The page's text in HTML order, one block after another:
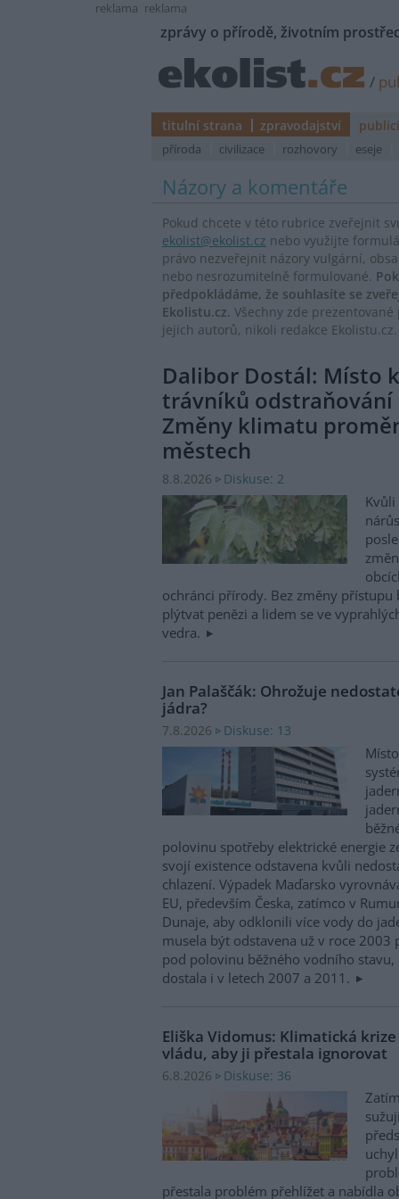
reklama reklama
zprávy o přírodě, životním
/
titulní strana zpravodajství
příroda civilizace rozhovory eseje
Názory a komentáře
Pokud chcete v této rubrice zveřejnit
ekolist@ekolist.cz nebo využijte
právo nezveřejnit názory vulgární,
nebo nesrozumitelně formulované.
předpokládáme, že souhlasíte se
Ekolistu.cz. Všechny zde
jejich autorů, nikoli redakce Ekolistu.cz.
Dalibor Dostál: Místo
trávníků odstraňování
Změny klimatu
městech
8.8.2026 Diskuse: 2
ochránci přírody. Bez změny přístupu
plýtvat penězi a lidem se ve
vedra.
Jan Palaščák: Ohrožuje
jádra?
7.8.2026 Diskuse: 13
polovinu spotřeby elektrické energie
svojí existence odstavena kvůli
chlazení. Výpadek Maďarsko
EU, především Česka, zatímco v
Dunaje, aby odklonili více vody do
musela být odstavena už v roce 2003
pod polovinu běžného vodního
dostala i v letech 2007 a 2011.
Eliška Vidomus: Klimatická
vládu, aby ji přestala ignorovat
6.8.2026 Diskuse: 36
přestala problém přehlížet a nabídla